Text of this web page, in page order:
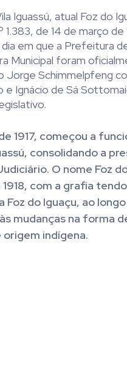
Iguassú, atual Foz do
1.383, de 14 de março de
em que a Prefeitura
Municipal foram
Jorge Schimmelpfeng
Ignácio de Sá
1917, começou a
consolidando a
O nome Foz
com a grafia
Foz do Iguaçu, ao
mudanças na forma
origem indígena.